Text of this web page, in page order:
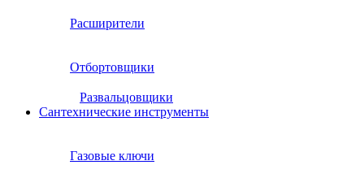
Расширители
Отбортовщики
Развальцовщики
Сантехнические инcтрументы
Газовые ключи